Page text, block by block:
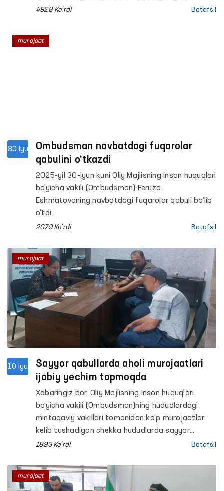
4928 Ko'rdi Batafsil
30 Iyu
Ombudsman navbatdagi fuqarolar
qabulini o‘tkazdi
2025-yil 30-iyun kuni Oliy Majlisning Inson huquqlari
bo‘yicha vakili (Ombudsman) Feruza
Eshmatovaning navbatdagi fuqarolar qabuli bo‘lib
o‘tdi.
2079 Ko'rdi Batafsil
murojaat
10 Iyu
Sayyor qabullarda aholi murojaatlari
ijobiy yechim topmoqda
Xabaringiz bor, Oliy Majlisning Inson huquqlari
bo‘yicha vakili (Ombudsman)ning hududlardagi
mintaqaviy vakillari tomonidan ko‘p murojaatlar
kelib tushadigan chekka hududlarda sayyor
qabullar tashkil etilmoqda.
1893 Ko'rdi Batafsil
murojaat
murojaat